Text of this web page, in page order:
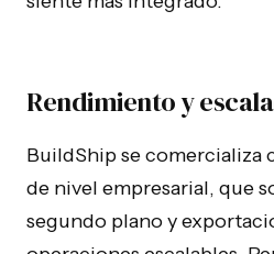
Rendimiento y
BuildShip se comercializa
de nivel empresarial, que
segundo plano y